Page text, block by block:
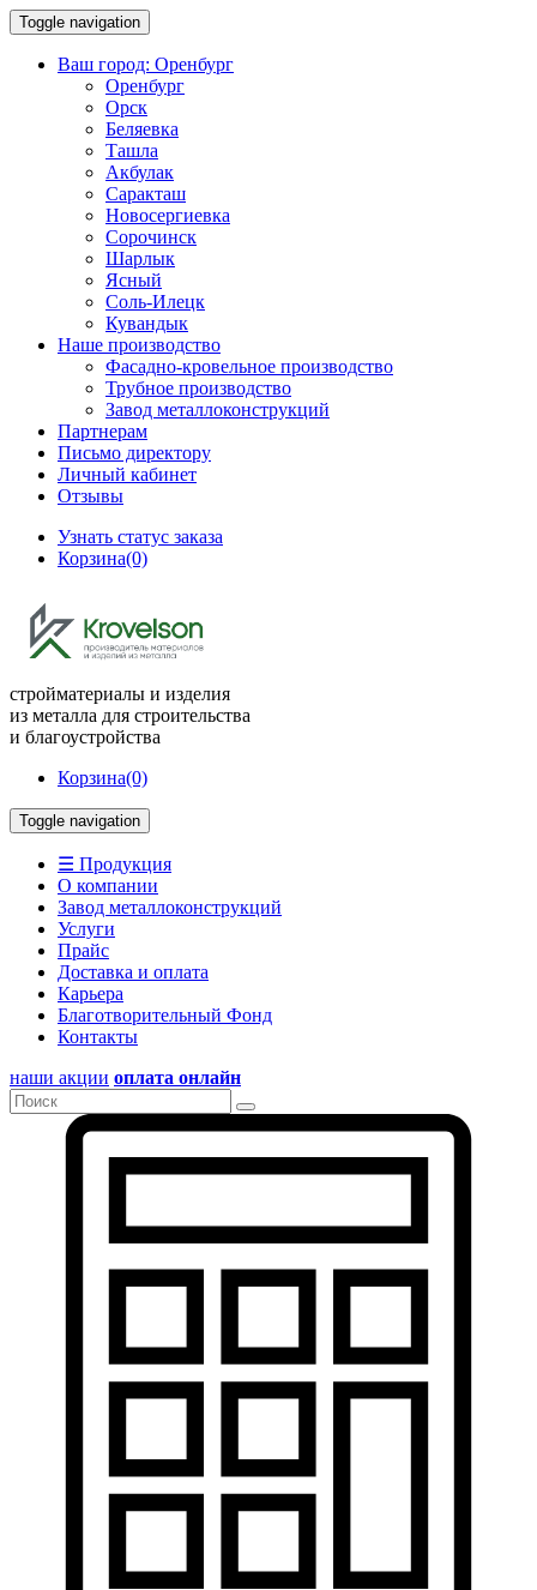
Toggle navigation
Ваш город: Оренбург
Оренбург
Орск
Беляевка
Ташла
Акбулак
Саракташ
Новосергиевка
Сорочинск
Шарлык
Ясный
Соль-Илецк
Кувандык
Наше производство
Фасадно-кровельное производство
Трубное производство
Завод металлоконструкций
Партнерам
Письмо директору
Личный кабинет
Отзывы
Узнать статус заказа
Корзина(0)
стройматериалы и изделия
из металла для строительства
и благоустройства
Корзина(0)
Toggle navigation
☰ Продукция
О компании
Завод металлоконструкций
Услуги
Прайс
Доставка и оплата
Карьера
Благотворительный Фонд
Контакты
наши акции оплата онлайн